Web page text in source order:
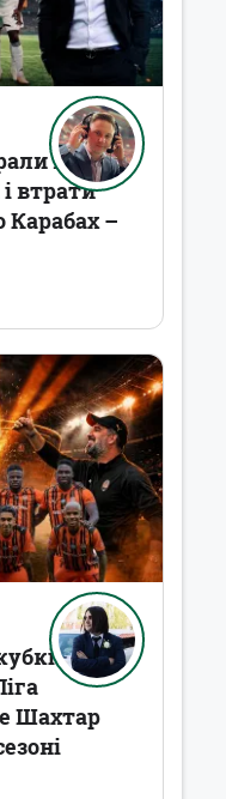
в
втрати
Карабах –
Шахтар